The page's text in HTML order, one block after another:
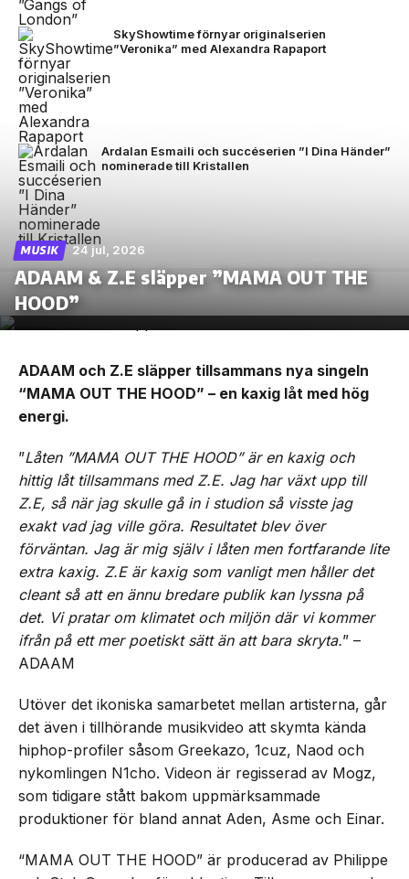
SkyShowtime förnyar originalserien
”Veronika” med Alexandra Rapaport
Ardalan Esmaili och succéserien ”I Dina Händer”
nominerade till Kristallen
MUSIK 24 jul, 2026
ADAAM & Z.E släpper ”MAMA OUT THE
HOOD”
ADAAM och Z.E släpper tillsammans nya singeln
“MAMA OUT THE HOOD” – en kaxig låt med hög
energi.
”Låten ”MAMA OUT THE HOOD” är en kaxig och
hittig låt tillsammans med Z.E. Jag har växt upp till
Z.E, så när jag skulle gå in i studion så visste jag
exakt vad jag ville göra. Resultatet blev över
förväntan. Jag är mig själv i låten men fortfarande lite
extra kaxig. Z.E är kaxig som vanligt men håller det
cleant så att en ännu bredare publik kan lyssna på
det. Vi pratar om klimatet och miljön där vi kommer
ifrån på ett mer poetiskt sätt än att bara skryta.” –
ADAAM
Utöver det ikoniska samarbetet mellan artisterna, går
det även i tillhörande musikvideo att skymta kända
hiphop-profiler såsom Greekazo, 1cuz, Naod och
nykomlingen N1cho. Videon är regisserad av Mogz,
som tidigare stått bakom uppmärksammade
produktioner för bland annat Aden, Asme och Einar.
“MAMA OUT THE HOOD” är producerad av Philippe